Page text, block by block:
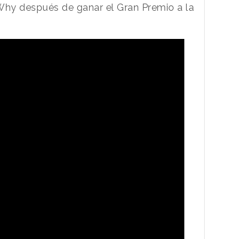
después de ganar el Gran Premio a la